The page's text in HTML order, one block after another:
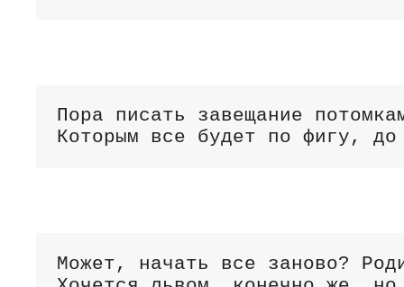
Пора писать завещание
Которым все будет по фигу,
Может, начать все заново?